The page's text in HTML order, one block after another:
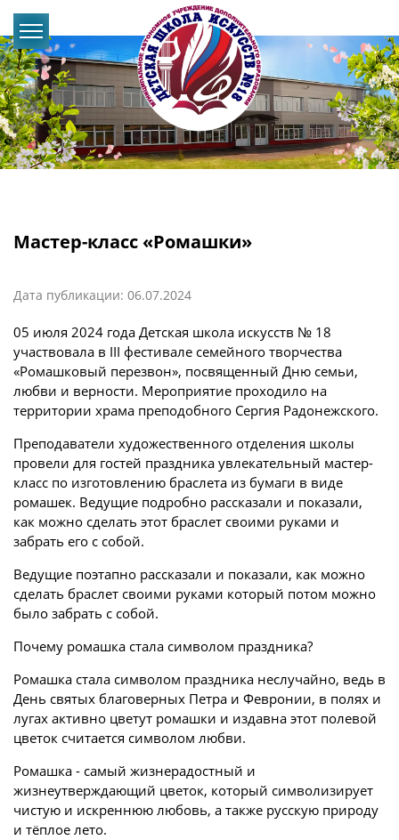
Мастер-класс «Ромашки»
Дата публикации: 06.07.2024
05 июля 2024 года Детская школа искусств № 18
участвовала в III фестивале семейного творчества
«Ромашковый перезвон», посвященный Дню семьи,
любви и верности. Мероприятие проходило на
территории храма преподобного Сергия Радонежского.
Преподаватели художественного отделения школы
провели для гостей праздника увлекательный мастер-
класс по изготовлению браслета из бумаги в виде
ромашек. Ведущие подробно рассказали и показали,
как можно сделать этот браслет своими руками и
забрать его с собой.
Ведущие поэтапно рассказали и показали, как можно
сделать браслет своими руками который потом можно
было забрать с собой.
Почему ромашка стала символом праздника?
Ромашка стала символом праздника неслучайно, ведь в
День святых благоверных Петра и Февронии, в полях и
лугах активно цветут ромашки и издавна этот полевой
цветок считается символом любви.
Ромашка - самый жизнерадостный и
жизнеутверждающий цветок, который символизирует
чистую и искреннюю любовь, а также русскую природу
и тёплое лето.